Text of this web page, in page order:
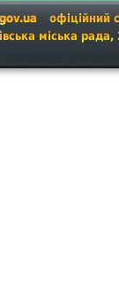
офіційний
міська рада,